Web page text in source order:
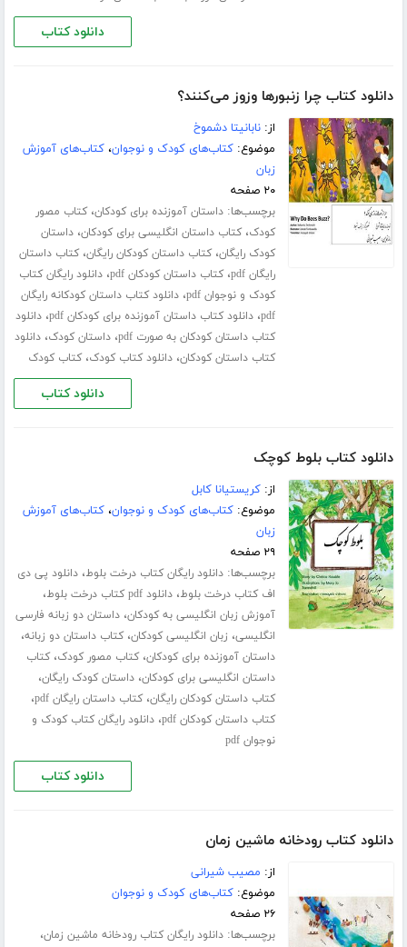
دانلود کتاب
دانلود کتاب چرا زنبورها وزوز می‌کنند؟
از:نابانیتا دشموخ
موضوع:کتاب‌های کودک و نوجوان،کتاب‌های آموزش
زبان
۲۰ صفحه
برچسب‌ها:داستان آموزنده برای کودکان،کتاب مصور
کودک،کتاب داستان انگلیسی برای کودکان،داستان
کودک رایگان،کتاب داستان کودکان رایگان،کتاب داستان
رایگان pdf
،کتاب داستان کودکان pdf ،دانلود رایگان کتاب
کودک و نوجوان pdf
،دانلود کتاب داستان کودکانه رایگان
pdf،دانلود کتاب داستان آموزنده برای کودکان pdf ،دانلود
کتاب داستان کودکان به صورت pdf
،داستان کودک،دانلود
کتاب داستان کودکان،دانلود کتاب کودک،کتاب کودک
دانلود کتاب
دانلود کتاب بلوط کوچک
از:کریستیانا کابل
موضوع:کتاب‌های کودک و نوجوان،کتاب‌های آموزش
زبان
۲۹ صفحه
برچسب‌ها:دانلود رایگان کتاب درخت بلوط،دانلود پی دی
اف کتاب درخت بلوط،دانلود pdf کتاب درخت بلوط ،
آموزش زبان انگلیسی به کودکان،داستان دو زبانه فارسی
انگلیسی، زبان انگلیسی کودکان،کتاب داستان دو زبانه،
داستان آموزنده برای کودکان،کتاب مصور کودک،کتاب
داستان انگلیسی برای کودکان،داستان کودک رایگان،
کتاب داستان کودکان رایگان،کتاب داستان رایگان pdf ،
کتاب داستان کودکان pdf ،دانلود رایگان کتاب کودک و
نوجوان pdf
دانلود کتاب
دانلود کتاب رودخانه ماشین زمان
از: مصیب شیرانی
موضوع:کتاب‌های کودک و نوجوان
۲۶ صفحه
برچسب‌ها:دانلود رایگان کتاب رودخانه ماشین زمان،